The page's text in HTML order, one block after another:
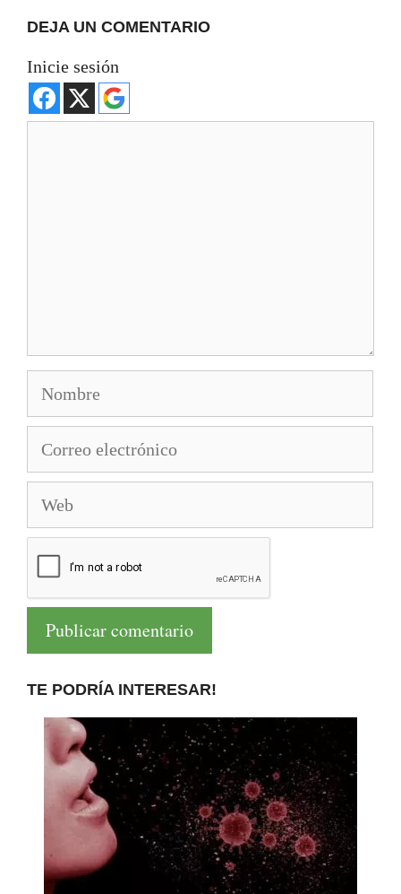
DEJA UN COMENTARIO
Inicie sesión
electrónico
TE PODRÍA INTERESAR!